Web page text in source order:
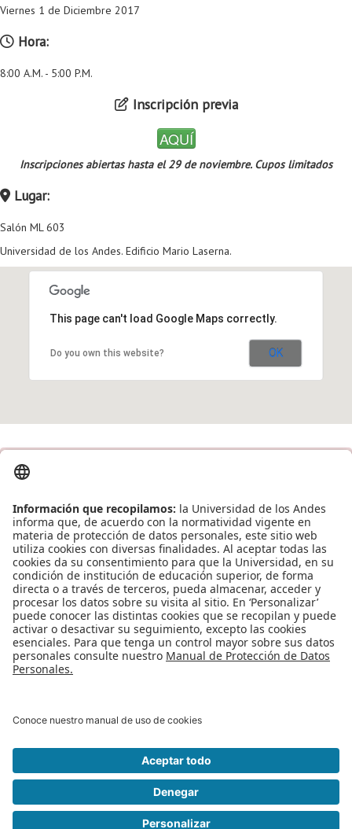
Viernes 1 de Diciembre 2017
Hora:
8:00 A.M. - 5:00 P.M.
Inscripción previa
AQUÍ
Inscripciones abiertas hasta el 29 de noviembre. Cupos limitados
Lugar:
Salón ML 603
Universidad de los Andes. Edificio Mario Laserna.
This page can't load Google Maps correctly.
Do you own this website? OK
Para postular su presentación oral corta o de poster
AQUÍ
Apoyo Financiero
Reconocimiento como Universidad: Decreto 1297 del 30 de mayo de
Reconocimiento personería jurídica: Resolución 28 del 23 de febrero de
1949 Minjusticia
Edificio Mario Laserna Cra 1Este No 19A - 40 Bogotá (Colombia) | Tel: +57
601 3394949 Ext: 2860, 2861, 2862 | Fax: +57 601 3324325
© 2025 -Departamento de Ingeniería de Sistemas y Computación